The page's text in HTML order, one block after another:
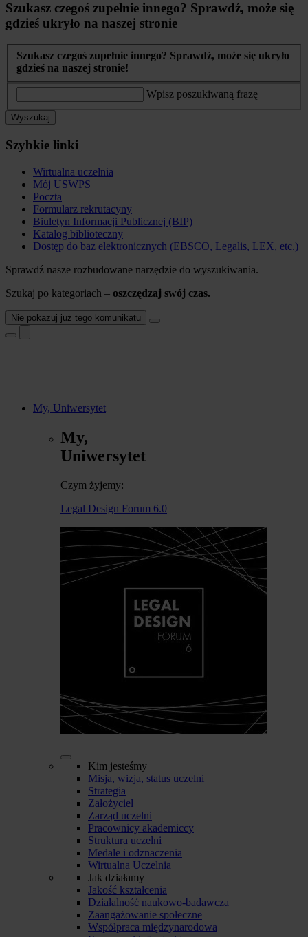
Szukasz czegoś zupełnie innego? Sprawdź, może się
gdzieś ukryło na naszej stronie
Szukasz czegoś zupełnie innego? Sprawdź, może się ukryło
gdzieś na naszej stronie!
Wpisz poszukiwaną frazę
Wyszukaj
Szybkie linki
Wirtualna uczelnia
Mój USWPS
Poczta
Formularz rekrutacyny
Biuletyn Informacji Publicznej (BIP)
Katalog biblioteczny
Dostęp do baz elektronicznych (EBSCO, Legalis, LEX, etc.)
Sprawdź nasze rozbudowane narzędzie do wyszukiwania.
Szukaj po kategoriach – oszczędzaj swój czas.
Nie pokazuj już tego komunikatu
My, Uniwersytet
My,
Uniwersytet
Czym żyjemy:
Legal Design Forum 6.0
Kim jesteśmy
Misja, wizja, status uczelni
Strategia
Założyciel
Zarząd uczelni
Pracownicy akademiccy
Struktura uczelni
Medale i odznaczenia
Wirtualna Uczelnia
Jak działamy
Jakość kształcenia
Działalność naukowo-badawcza
Zaangażowanie społeczne
Współpraca międzynarodowa